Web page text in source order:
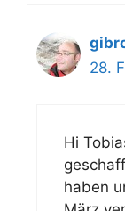
28.
Hi
haben